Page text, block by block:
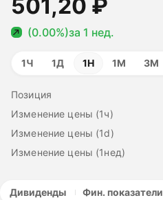
501,20 ₽
(0.00%)за 1 нед.
1Ч 1Д 1Н 1М 3М
Позиция
Изменение цены (1ч)
Изменение цены (1d)
Изменение цены (1нед)
Дивиденды Фин. показатели